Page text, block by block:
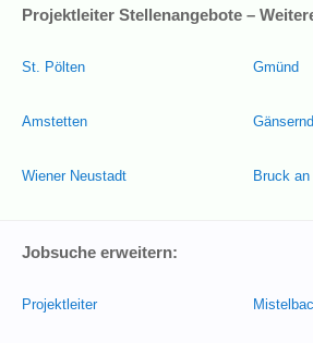
Projektleiter Stellenangebote –
St. Pölten
Amstetten
Wiener Neustadt
Gmünd
Bruck
Jobsuche erweitern:
Projektleiter